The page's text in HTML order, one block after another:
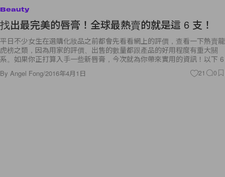
Beauty
找出最完美的唇膏！全球最熱賣的就是這 6 支！
平日不少女生在選購化妝品之前都會先看看網上的評價，查看一下熱賣龍
虎榜之類，因為用家的評價、出售的數量都跟產品的好用程度有重大關
系。如果你正打算入手一些新唇膏，今次就為你帶來實用的資訊！以下 6
By Angel Fong/2016年4月1日 21 0